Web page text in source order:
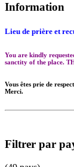
Information
Lieu de prière et
You are kindly
sanctity of the place.
Vous êtes prie de
Merci.
Filtrer par